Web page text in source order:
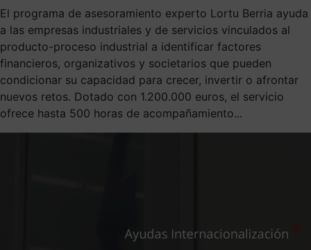
El programa de asesoramiento experto Lortu Berria ayuda
a las empresas industriales y de servicios vinculados al
producto-proceso industrial a identificar factores
financieros, organizativos y societarios que pueden
condicionar su capacidad para crecer, invertir o afrontar
nuevos retos. Dotado con 1.200.000 euros, el servicio
ofrece hasta 500 horas de acompañamiento...